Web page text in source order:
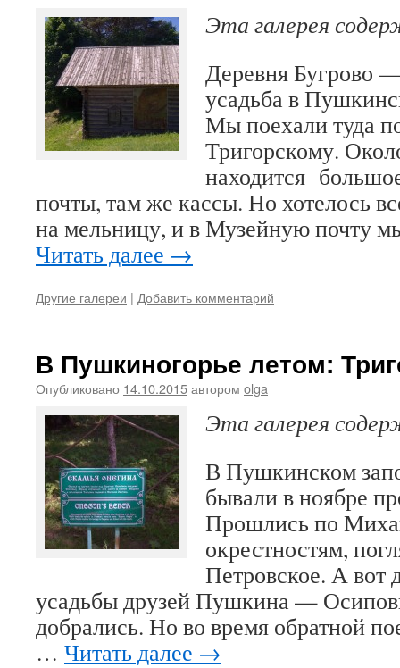
Эта галерея
Деревня Бугрово
усадьба в
Мы поехали туда
Тригорскому.
находится
почты, там же кассы. Но хотелось
на мельницу, и в Музейную почту
Читать далее →
Другие галереи | Добавить комментарий
В Пушкиногорье летом:
Опубликовано 14.10.2015автором olga
Эта галерея
В Пушкинском
бывали в ноябре
Прошлись по
окрестностям,
Петровское. А вот
усадьбы друзей Пушкина —
добрались. Но во время обратной
… Читать далее →